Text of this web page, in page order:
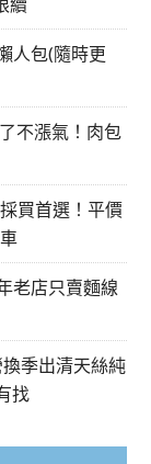
續
人包(隨時更
不漲氣！肉包
買首選！平價
老店只賣麵線
季出清天絲純
找